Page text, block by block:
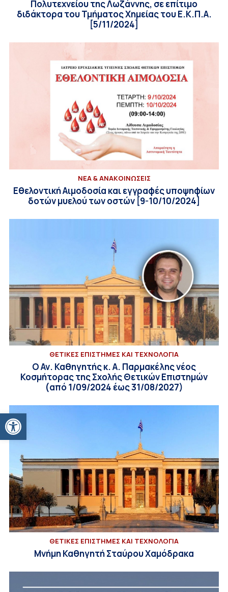
Ανοίξτε τη γραμμή εργαλείων
Πολυτεχνείου της Λωζάννης, σε επίτιμο
διδάκτορα του Τμήματος Χημείας του Ε.Κ.Π.Α.
[5/11/2024]
ΝΕΑ & ΑΝΑΚΟΙΝΩΣΕΙΣ
Εθελοντική Αιμοδοσία και εγγραφές υποψηφίων
δοτών μυελού των οστών [9-10/10/2024]
ΘΕΤΙΚΕΣ ΕΠΙΣΤΗΜΕΣ ΚΑΙ ΤΕΧΝΟΛΟΓΙΑ
Ο Αν. Καθηγητής κ. Α. Παρμακέλης νέος
Κοσμήτορας της Σχολής Θετικών Επιστημών
(από 1/09/2024 έως 31/08/2027)
ΘΕΤΙΚΕΣ ΕΠΙΣΤΗΜΕΣ ΚΑΙ ΤΕΧΝΟΛΟΓΙΑ
Μνήμη Καθηγητή Σταύρου Χαμόδρακα